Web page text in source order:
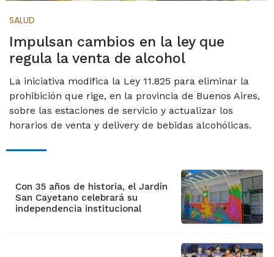
SALUD
Impulsan cambios en la ley que
regula la venta de alcohol
La iniciativa modifica la Ley 11.825 para eliminar la
prohibición que rige, en la provincia de Buenos Aires,
sobre las estaciones de servicio y actualizar los
horarios de venta y delivery de bebidas alcohólicas.
Con 35 años de historia, el Jardín
San Cayetano celebrará su
independencia institucional